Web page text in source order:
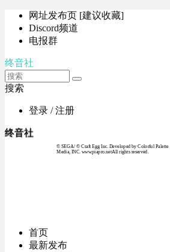
网址发布页 [建议收藏]
Discord频道
电报群
终音社
搜索
登录 / 注册
终音社
© SEGA / © Craft Egg Inc. Developed by Colorful
Media, INC. www.piapro.netAll rights reserved.
首页
最新发布